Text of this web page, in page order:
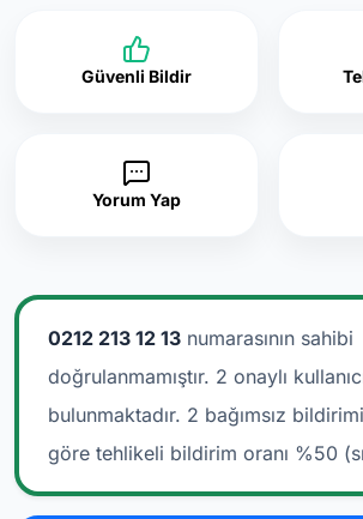
Güvenli Bildir
Yorum Yap
0212 213 12 13 numarasının sahibi
doğrulanmamıştır. 2 onaylı
bulunmaktadır. 2 bağımsız
göre tehlikeli bildirim oranı %50